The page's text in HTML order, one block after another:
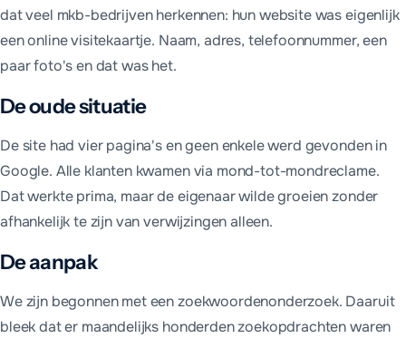
dat veel mkb-bedrijven herkennen: hun website was eigenlijk
een online visitekaartje. Naam, adres, telefoonnummer, een
paar foto's en dat was het.
De oude situatie
De site had vier pagina's en geen enkele werd gevonden in
Google. Alle klanten kwamen via mond-tot-mondreclame.
Dat werkte prima, maar de eigenaar wilde groeien zonder
afhankelijk te zijn van verwijzingen alleen.
De aanpak
We zijn begonnen met een zoekwoordenonderzoek. Daaruit
bleek dat er maandelijks honderden zoekopdrachten waren